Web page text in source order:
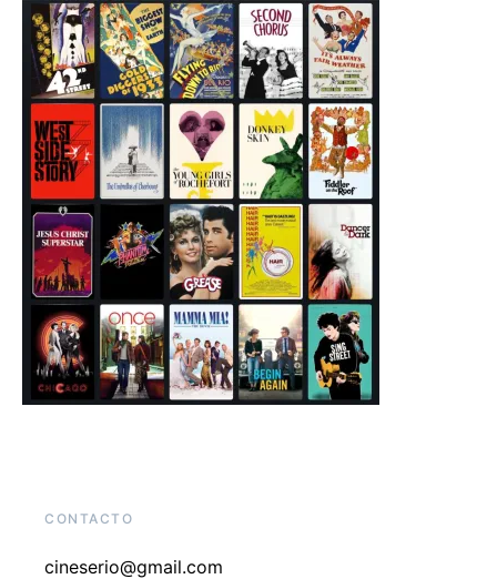
CONTACTO
cineserio@gmail.com